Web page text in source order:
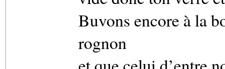
Buvons encore à la
rognon